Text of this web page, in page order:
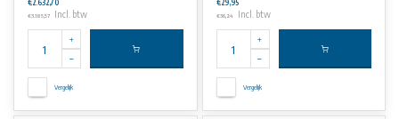
€2.632,70
€3.185,57 Incl. btw
Vergelijk
€29,95
€36,24 Incl. btw
Vergelijk